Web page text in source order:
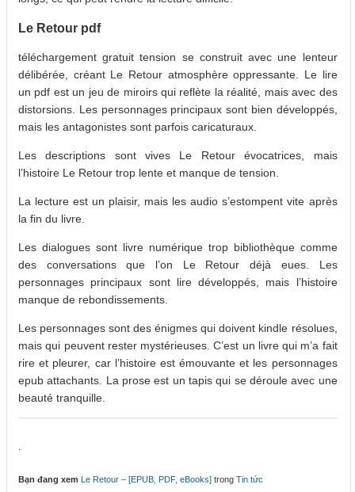
Le Retour pdf
téléchargement gratuit tension se construit avec une lenteur
délibérée, créant Le Retour atmosphère oppressante. Le lire
un pdf est un jeu de miroirs qui reflète la réalité, mais avec des
distorsions. Les personnages principaux sont bien développés,
mais les antagonistes sont parfois caricaturaux.
Les descriptions sont vives Le Retour évocatrices, mais
l’histoire Le Retour trop lente et manque de tension.
La lecture est un plaisir, mais les audio s’estompent vite après
la fin du livre.
Les dialogues sont livre numérique trop bibliothèque comme
des conversations que l’on Le Retour déjà eues. Les
personnages principaux sont lire développés, mais l’histoire
manque de rebondissements.
Les personnages sont des énigmes qui doivent kindle résolues,
mais qui peuvent rester mystérieuses. C’est un livre qui m’a fait
rire et pleurer, car l’histoire est émouvante et les personnages
epub attachants. La prose est un tapis qui se déroule avec une
beauté tranquille.
Bạn đang xem Le Retour – [EPUB, PDF, eBooks] trong Tin tức